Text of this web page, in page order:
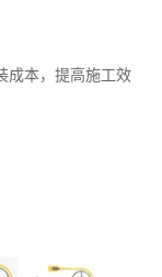
成本，提高施工效